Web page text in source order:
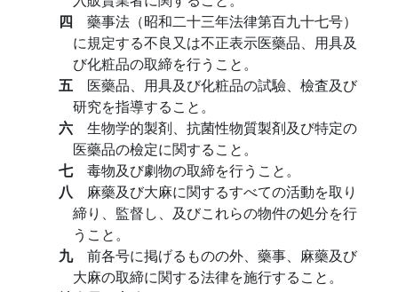
四 藥事法（昭和二十三年法律第百九十七号）
に規定する不良又は不正表示医藥品、用具及
び化粧品の取締を行うこと。
五 医藥品、用具及び化粧品の試驗、檢査及び
研究を指導すること。
六 生物学的製剤、抗菌性物質製剤及び特定の
医藥品の檢定に関すること。
七 毒物及び劇物の取締を行うこと。
八 麻藥及び大麻に関するすべての活動を取り
締り、監督し、及びこれらの物件の処分を行
うこと。
九 前各号に掲げるものの外、藥事、麻藥及び
大麻の取締に関する法律を施行すること。